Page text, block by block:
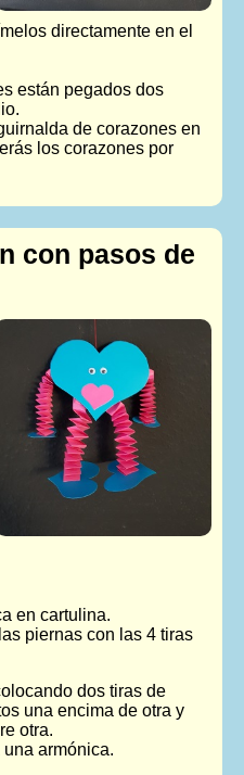
directamente en el
están pegados dos
de corazones en
los corazones por
con pasos de
en cartulina.
piernas con las 4 tiras
dos tiras de
una encima de otra y
otra.
armónica.